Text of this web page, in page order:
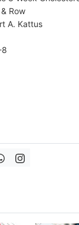
Row
A. Kattus